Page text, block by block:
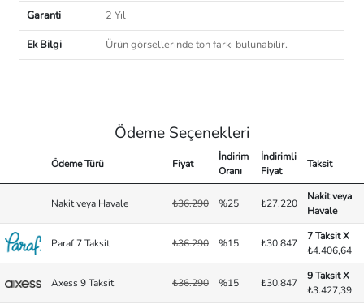
Garanti
2 Yıl
Ek Bilgi
Ürün görsellerinde ton farkı bulunabilir.
Ödeme Seçenekleri
Ödeme Türü Fiyat
İndirim
Oranı
İndirimli
Fiyat
Taksit
Nakit veya Havale ₺36.290 %25 ₺27.220
Nakit veya
Havale
Paraf 7 Taksit ₺36.290 %15 ₺30.847
7 Taksit X
₺4.406,64
Axess 9 Taksit ₺36.290 %15 ₺30.847
9 Taksit X
₺3.427,39